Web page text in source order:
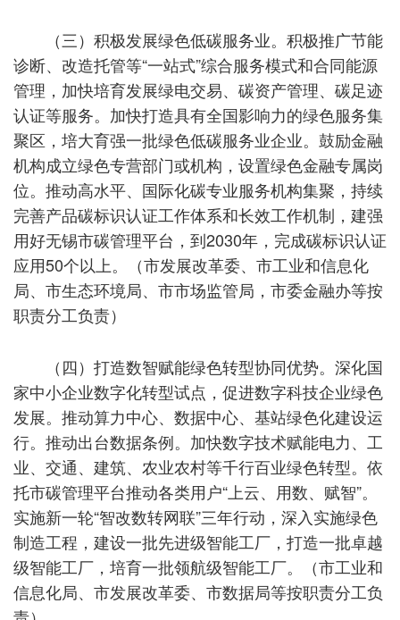
（三）积极发展绿色低碳服务业。积极推广节能
诊断、改造托管等“一站式”综合服务模式和合同能源
管理，加快培育发展绿电交易、碳资产管理、碳足迹
认证等服务。加快打造具有全国影响力的绿色服务集
聚区，培大育强一批绿色低碳服务业企业。鼓励金融
机构成立绿色专营部门或机构，设置绿色金融专属岗
位。推动高水平、国际化碳专业服务机构集聚，持续
完善产品碳标识认证工作体系和长效工作机制，建强
用好无锡市碳管理平台，到2030年，完成碳标识认证
应用50个以上。（市发展改革委、市工业和信息化
局、市生态环境局、市市场监管局，市委金融办等按
职责分工负责）
（四）打造数智赋能绿色转型协同优势。深化国
家中小企业数字化转型试点，促进数字科技企业绿色
发展。推动算力中心、数据中心、基站绿色化建设运
行。推动出台数据条例。加快数字技术赋能电力、工
业、交通、建筑、农业农村等千行百业绿色转型。依
托市碳管理平台推动各类用户“上云、用数、赋智”。
实施新一轮“智改数转网联”三年行动，深入实施绿色
制造工程，建设一批先进级智能工厂，打造一批卓越
级智能工厂，培育一批领航级智能工厂。（市工业和
信息化局、市发展改革委、市数据局等按职责分工负